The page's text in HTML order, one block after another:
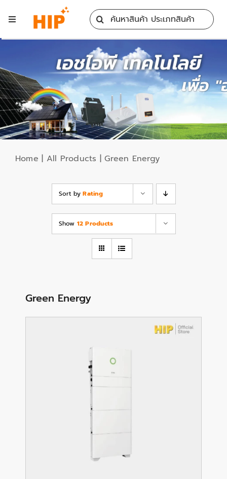
Toggle
Navigation
All Products
Training
Search
for:
Home | All Products |Green Energy
Sort byRating
Show 12 Products
Green Energy